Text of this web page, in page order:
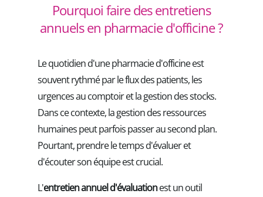
Pourquoi faire des entretiens
annuels en pharmacie d'officine ?
Le quotidien d'une pharmacie d'officine est
souvent rythmé par le flux des patients, les
urgences au comptoir et la gestion des stocks.
Dans ce contexte, la gestion des ressources
humaines peut parfois passer au second plan.
Pourtant, prendre le temps d'évaluer et
d'écouter son équipe est crucial.
L'entretien annuel d'évaluationest un outil